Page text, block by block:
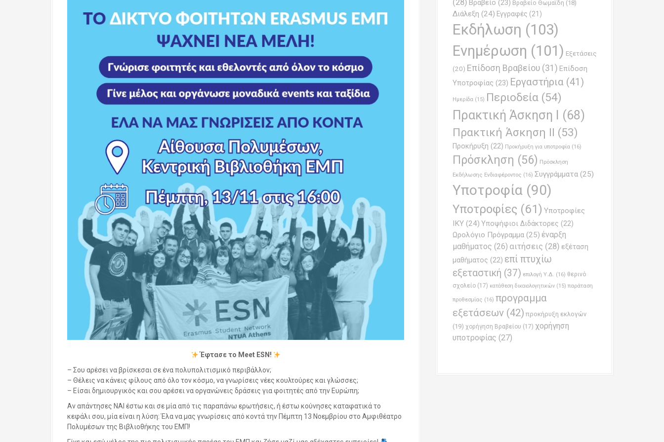
Έφτασε το Meet ESN!
– Σου αρέσει να βρίσκεσαι σε ένα πολυπολιτισμικό περιβάλλον;
– Θέλεις να κάνεις φίλους από όλο τον κόσμο, να γνωρίσεις νέες κουλτούρες και γλώσσες;
– Είσαι δημιουργικός και σου αρέσει να οργανώνεις δράσεις για φοιτητές από την Ευρώπη;
Αν απάντησες ΝΑΙ έστω και σε μία από τις παραπάνω ερωτήσεις, ή έστω κούνησες καταφατικά το
κεφάλι σου, μία είναι η λύση: Έλα να μας γνωρίσεις από κοντά την Πέμπτη 13 Νοεμβρίου στο Αμφιθέατρο
Πολυμέσων της Βιβλιοθήκης του ΕΜΠ!
(28) Βραβείο (23) Βραβείο Θωμαϊδη (18)
Διάλεξη (24) Εγγραφές (21)
Εκδήλωση (103)
Ενημέρωση (101) Εξετάσεις
(20) Επίδοση Βραβείου (31) Επίδοση
Υποτροφίας (23) Εργαστήρια (41)
Ημερίδα (15) Περιοδεία (54)
Πρακτική Άσκηση Ι (68)
Πρακτική Άσκηση ΙΙ (53)
Προκήρυξη (22) Προκήρυξη για υποτροφία (16)
Πρόσκληση (56) Πρόσκληση
Εκδήλωσης Ενδιαφέροντος (16) Συγγράμματα (25)
Υποτροφία (90)
Υποτροφίες (61) Υποτροφίες
ΙΚΥ (24) Υποψήφιοι Διδάκτορες (22)
Ωρολόγιο Πρόγραμμα (25) έναρξη
μαθήματος (26) αιτήσεις (28) εξέταση
μαθήματος (22) επί πτυχίω
εξεταστική (37) επιλογή Υ.Δ. (16) θερινό
σχολείο (17) κατάθεση δικαιολογητικών (15) παράταση
προθεσμίας (16) προγραμμα
εξετάσεων (42) προκήρυξη εκλογών
(19) χορήγηση Βραβείου (17) χορήγηση
υποτροφίας (27)